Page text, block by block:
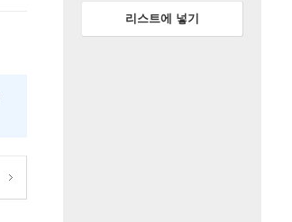
리스트에 넣기